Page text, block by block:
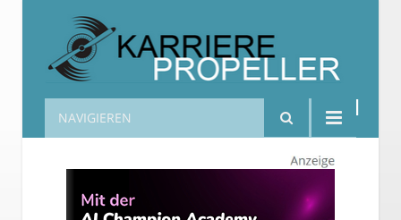
Karrierepropeller
NAVIGIEREN